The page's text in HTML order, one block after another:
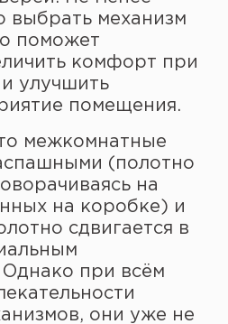
выбрать механизм
поможет
комфорт при
улучшить
помещения.
межкомнатные
(полотно
на
на коробке) и
сдвигается в
при всём
они уже не